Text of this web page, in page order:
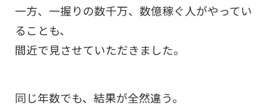
一方、一握りの数千万、数億稼ぐ人がやってい
ることも、
間近で見させていただきました。
同じ年数でも、結果が全然違う。